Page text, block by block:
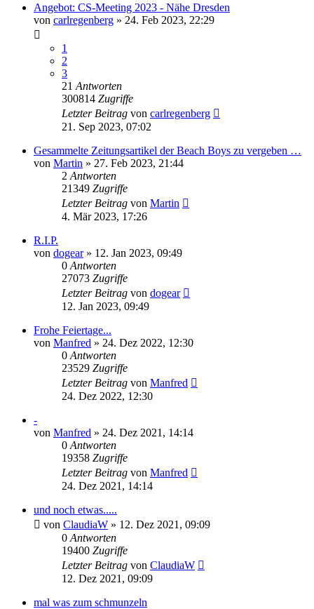
Angebot: CS-Meeting 2023 - Nähe Dresden
von carlregenberg » 24. Feb 2023, 22:29
1
2
3
21 Antworten
300814 Zugriffe
Letzter Beitrag von carlregenberg
21. Sep 2023, 07:02
Gesammelte Zeitungsartikel der Beach Boys zu vergeben …
von Martin » 27. Feb 2023, 21:44
2 Antworten
21349 Zugriffe
Letzter Beitrag von Martin
4. Mär 2023, 17:26
R.I.P.
von dogear» 12. Jan 2023, 09:49
0 Antworten
27073 Zugriffe
Letzter Beitrag von dogear
12. Jan 2023, 09:49
Frohe Feiertage...
von Manfred » 24. Dez 2022, 12:30
0 Antworten
23529 Zugriffe
Letzter Beitrag von Manfred
24. Dez 2022, 12:30
-
von Manfred » 24. Dez 2021, 14:14
0 Antworten
19358 Zugriffe
Letzter Beitrag von Manfred
24. Dez 2021, 14:14
und noch etwas.....
von ClaudiaW » 12. Dez 2021, 09:09
0 Antworten
19400 Zugriffe
Letzter Beitrag von ClaudiaW
12. Dez 2021, 09:09
mal was zum schmunzeln